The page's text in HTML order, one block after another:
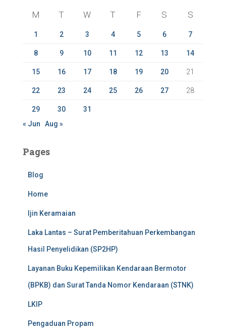
M T W T F S S
1 2 3 4 5 6 7
8 9 10 11 12 13 14
15 16 17 18 19 20 21
22 23 24 25 26 27 28
29 30
31
« Jun
Aug »
Pages
Blog
Home
Ijin Keramaian
Laka Lantas – Surat Pemberitahuan Perkembangan
Hasil Penyelidikan (SP2HP)
Layanan Buku Kepemilikan Kendaraan Bermotor
(BPKB) dan Surat Tanda Nomor Kendaraan (STNK)
LKIP
Pengaduan Propam